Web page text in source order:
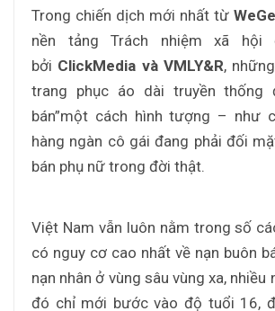
Trong chiến dịch mới nhất từ
nền tảng Trách nhiệm xã
bởi ClickMedia và VMLY&R,
trang phục áo dài truyền thống
bán”một cách hình tượng – như
hàng ngàn cô gái đang phải đối
bán phụ nữ trong đời thật.
Việt Nam vẫn luôn nằm trong số
có nguy cơ cao nhất về nạn buôn
nạn nhân ở vùng sâu vùng xa,
đó chỉ mới bước vào độ tuổi 16,